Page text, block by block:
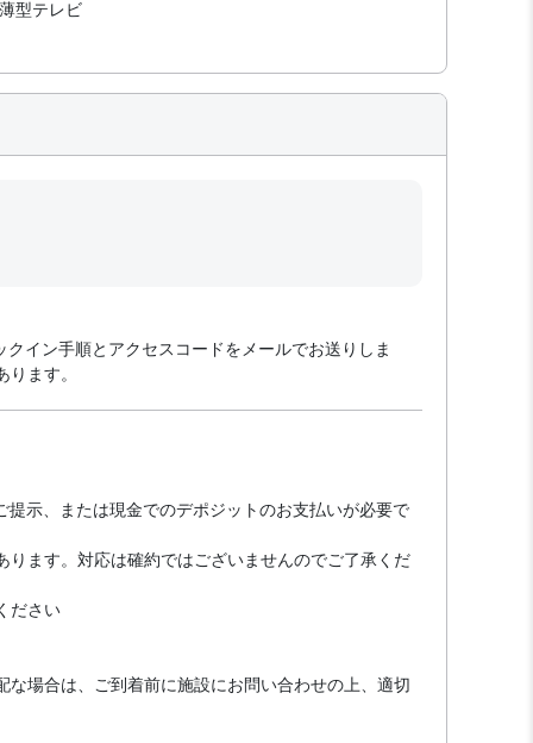
薄型テレビ
イン手順とアクセスコードをメールでお送りしま
ます。
示、または現金でのデポジットのお支払いが必要で
ます。対応は確約ではございませんのでご了承くだ
ださい
場合は、ご到着前に施設にお問い合わせの上、適切